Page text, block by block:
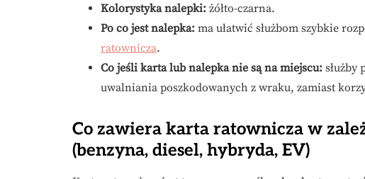
Kolorystyka nalepki: żółto-czarna.
Po co jest nalepka: ma ułatwić służbom szybkie
ratownicza.
Co jeśli karta lub nalepka nie są na miejscu: służby
uwalniania poszkodowanych z wraku, zamiast
Co zawiera karta ratownicza w
(benzyna, diesel, hybryda, EV)